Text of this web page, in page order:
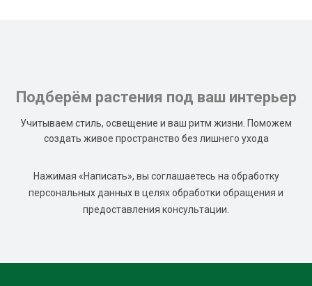
Подберём растения под ваш интерьер
Учитываем стиль, освещение и ваш ритм жизни. Поможем
создать живое пространство без лишнего ухода
Нажимая «Написать», вы соглашаетесь на обработку
персональных данных в целях обработки обращения и
предоставления консультации.